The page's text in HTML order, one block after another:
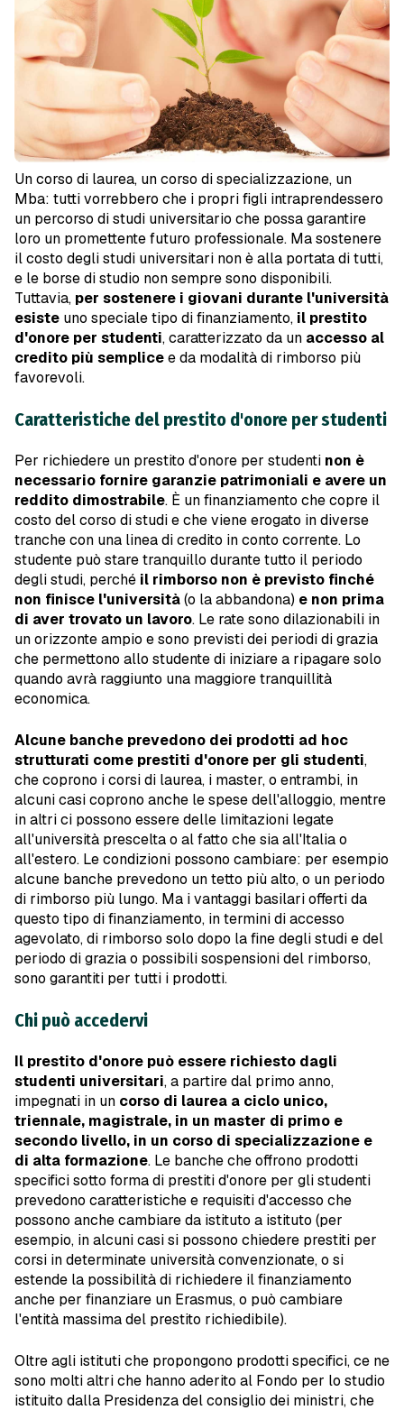
Un corso di laurea, un corso di specializzazione, un
Mba: tutti vorrebbero che i propri figli intraprendessero
un percorso di studi universitario che possa garantire
loro un promettente futuro professionale. Ma sostenere
il costo degli studi universitari non è alla portata di tutti,
e le borse di studio non sempre sono disponibili.
Tuttavia, per sostenere i giovani durante l'università
esiste uno speciale tipo di finanziamento, il prestito
d'onore per studenti, caratterizzato da un accesso al
credito più semplicee da modalità di rimborso più
favorevoli.
Caratteristiche del prestito d'onore per studenti
Per richiedere un prestito d'onore per studenti non è
necessario fornire garanzie patrimoniali e avere un
reddito dimostrabile. È un finanziamento che copre il
costo del corso di studi e che viene erogato in diverse
tranche con una linea di credito in conto corrente. Lo
studente può stare tranquillo durante tutto il periodo
degli studi, perché il rimborso non è previsto finché
non finisce l'università(o la abbandona) e non prima
di aver trovato un lavoro. Le rate sono dilazionabili in
un orizzonte ampio e sono previsti dei periodi di grazia
che permettono allo studente di iniziare a ripagare solo
quando avrà raggiunto una maggiore tranquillità
economica.
Alcune banche prevedono dei prodotti ad hoc
strutturati come prestiti d'onore per gli studenti,
che coprono i corsi di laurea, i master, o entrambi, in
alcuni casi coprono anche le spese dell'alloggio, mentre
in altri ci possono essere delle limitazioni legate
all'università prescelta o al fatto che sia all'Italia o
all'estero. Le condizioni possono cambiare: per esempio
alcune banche prevedono un tetto più alto, o un periodo
di rimborso più lungo. Ma i vantaggi basilari offerti da
questo tipo di finanziamento, in termini di accesso
agevolato, di rimborso solo dopo la fine degli studi e del
periodo di grazia o possibili sospensioni del rimborso,
sono garantiti per tutti i prodotti.
Chi può accedervi
Il prestito d'onore può essere richiesto dagli
studenti universitari, a partire dal primo anno,
impegnati in un corso di laurea a ciclo unico,
triennale, magistrale, in un master di primo e
secondo livello, in un corso di specializzazione e
di alta formazione. Le banche che offrono prodotti
specifici sotto forma di prestiti d'onore per gli studenti
prevedono caratteristiche e requisiti d'accesso che
possono anche cambiare da istituto a istituto (per
esempio, in alcuni casi si possono chiedere prestiti per
corsi in determinate università convenzionate, o si
estende la possibilità di richiedere il finanziamento
anche per finanziare un Erasmus, o può cambiare
l'entità massima del prestito richiedibile).
Oltre agli istituti che propongono prodotti specifici, ce ne
sono molti altri che hanno aderito al Fondo per lo studio
istituito dalla Presidenza del consiglio dei ministri, che